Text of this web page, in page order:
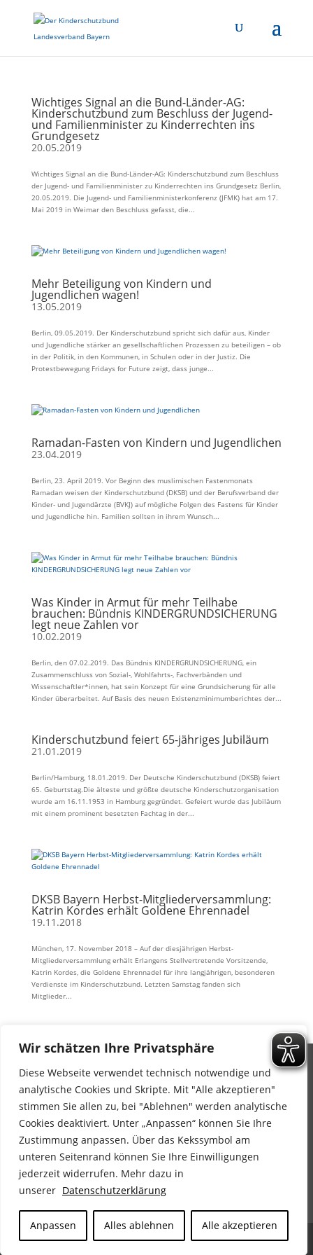
Wir schätzen Ihre Privatsphäre
Diese Webseite verwendet technisch notwendige und
analytische Cookies und Skripte. Mit "Alle akzeptieren"
stimmen Sie allen zu, bei "Ablehnen" werden analytische
Cookies deaktiviert. Unter „Anpassen“ können Sie Ihre
Zustimmung anpassen. Über das Kekssymbol am
unteren Seitenrand können Sie Ihre Einwilligungen
jederzeit widerrufen. Mehr dazu in
unserer Datenschutzerklärung
Anpassen Alles ablehnen Alle akzeptieren
Wichtiges Signal an die Bund-Länder-AG:
Kinderschutzbund zum Beschluss der Jugend-
und Familienminister zu Kinderrechten ins
Grundgesetz
20.05.2019
Wichtiges Signal an die Bund-Länder-AG: Kinderschutzbund zum Beschluss
der Jugend- und Familienminister zu Kinderrechten ins Grundgesetz Berlin,
20.05.2019. Die Jugend- und Familienministerkonferenz (JFMK) hat am 17.
Mai 2019 in Weimar den Beschluss gefasst, die...
Mehr Beteiligung von Kindern und
Jugendlichen wagen!
13.05.2019
Berlin, 09.05.2019. Der Kinderschutzbund spricht sich dafür aus, Kinder
und Jugendliche stärker an gesellschaftlichen Prozessen zu beteiligen – ob
in der Politik, in den Kommunen, in Schulen oder in der Justiz. Die
Protestbewegung Fridays for Future zeigt, dass junge...
Ramadan-Fasten von Kindern und Jugendlichen
23.04.2019
Berlin, 23. April 2019. Vor Beginn des muslimischen Fastenmonats
Ramadan weisen der Kinderschutzbund (DKSB) und der Berufsverband der
Kinder- und Jugendärzte (BVKJ) auf mögliche Folgen des Fastens für Kinder
und Jugendliche hin. Familien sollten in ihrem Wunsch...
Was Kinder in Armut für mehr Teilhabe
brauchen: Bündnis KINDERGRUNDSICHERUNG
legt neue Zahlen vor
10.02.2019
Berlin, den 07.02.2019. Das Bündnis KINDERGRUNDSICHERUNG, ein
Zusammenschluss von Sozial-, Wohlfahrts-, Fachverbänden und
Wissenschaftler*innen, hat sein Konzept für eine Grundsicherung für alle
Kinder überarbeitet. Auf Basis des neuen Existenzminimumberichtes der...
Kinderschutzbund feiert 65-jähriges Jubiläum
21.01.2019
Berlin/Hamburg, 18.01.2019. Der Deutsche Kinderschutzbund (DKSB) feiert
65. Geburtstag.Die älteste und größte deutsche Kinderschutzorganisation
wurde am 16.11.1953 in Hamburg gegründet. Gefeiert wurde das Jubiläum
mit einem prominent besetzten Fachtag in der...
DKSB Bayern Herbst-Mitgliederversammlung:
Katrin Kordes erhält Goldene Ehrennadel
19.11.2018
München, 17. November 2018 – Auf der diesjährigen Herbst-
Mitgliederversammlung erhält Erlangens Stellvertretende Vorsitzende,
Katrin Kordes, die Goldene Ehrennadel für ihre langjährigen, besonderen
Verdienste im Kinderschutzbund. Letzten Samstag fanden sich
Mitglieder...
Nächste Einträge »
Impressum
Datenschutz
Barrierefreiheitserklärung
Wir sind auf Facebook
Der Kinderschutzbund Landesverband Bayern e.V.